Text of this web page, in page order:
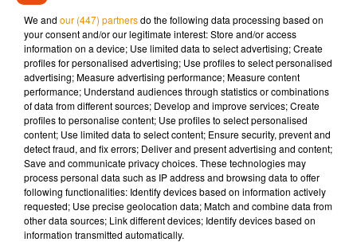
d’années : le frelon asiatique !
La physalie
On ne la rencontre pas souvent mais elle arrive de plus en
plus sur nos côtes. Sa piqûre provoque une douleur très
violente et même la mort : c’est la physalie. Attention, elle
reste dangereuse quand elle est échouée sur la sable !
Musique
We and our (447) partnersdo the following data processing based on
your consent and/or our legitimate interest: Store and/or access
information on a device; Use limited data to select advertising; Create
profiles for personalised advertising; Use profiles to select personalised
advertising; Measure advertising performance; Measure content
performance; Understand audiences through statistics or combinations
of data from different sources; Develop and improve services; Create
profiles to personalise content; Use profiles to select personalised
content; Use limited data to select content; Ensure security, prevent and
detect fraud, and fix errors; Deliver and present advertising and content;
Save and communicate privacy choices. These technologies may
process personal data such as IP address and browsing data to offer
following functionalities: Identify devices based on information actively
requested; Use precise geolocation data; Match and combine data from
other data sources; Link different devices; Identify devices based on
information transmitted automatically.